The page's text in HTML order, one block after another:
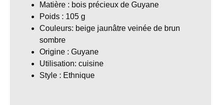
Matière : bois précieux de Guyane
Poids : 105 g
Couleurs: beige jaunâtre veinée de brun
sombre
Origine : Guyane
Utilisation: cuisine
Style : Ethnique